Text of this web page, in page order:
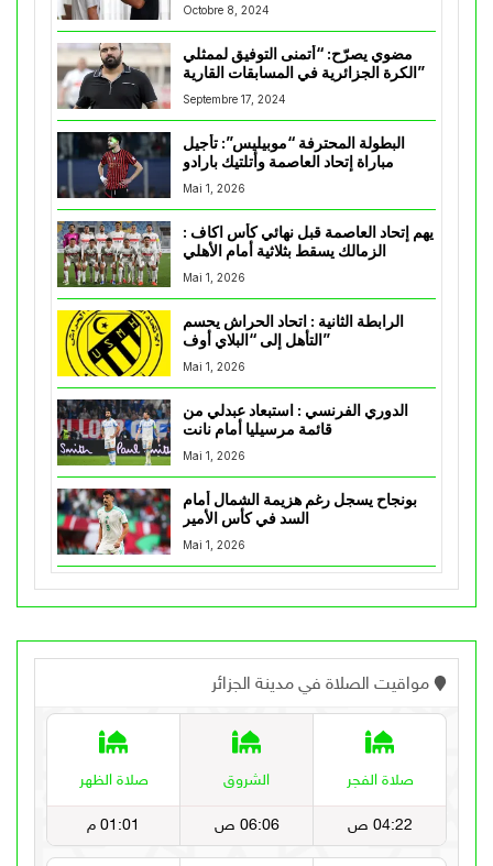
Octobre 8, 2024
مضوي يصرّح: “أتمنى التوفيق لممثلي
الكرة الجزائرية في المسابقات القارية”
Septembre 17, 2024
البطولة المحترفة “موبيليس”: تأجيل
مباراة إتحاد العاصمة وأتلتيك بارادو
Mai 1, 2026
يهم إتحاد العاصمة قبل نهائي كأس اكاف :
Mai 1, 2026
الرابطة الثانية : اتحاد الحراش يحسم
التأهل إلى “البلاي أوف”
Mai 1, 2026
الدوري الفرنسي : استبعاد عبدلي من
قائمة مرسيليا أمام نانت
Mai 1, 2026
بونجاح يسجل رغم هزيمة الشمال أمام
السد في كأس الأمير
Mai 1, 2026